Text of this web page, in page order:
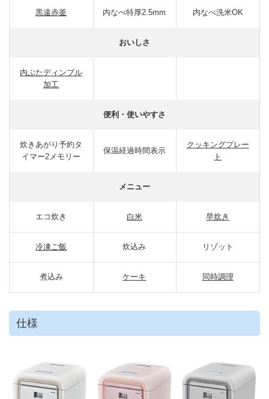
黒遠赤釜 内なべ特厚2.5mm 内なべ洗米OK
おいしさ
内ぶたディンプル
加工
便利・使いやすさ
炊きあがり予約タ
イマー2メモリー
保温経過時間表示
クッキングプレー
ト
メニュー
エコ炊き 白米 早炊き
冷凍ご飯 炊込み リゾット
煮込み ケーキ 同時調理
仕様